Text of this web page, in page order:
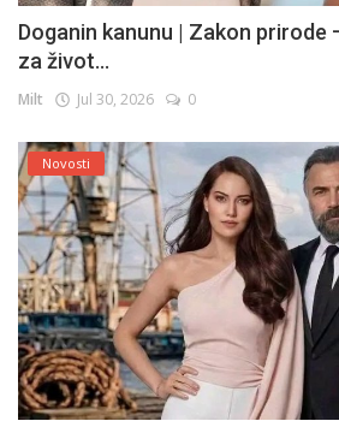
Doganin kanunu | Zakon prirode
za život...
Milt Jul 30, 2026 0
Novosti